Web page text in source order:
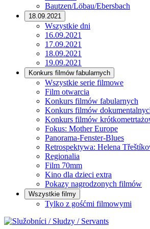
Bautzen/Löbau/Ebersbach
18.09.2021
Wszystkie dni
16.09.2021
17.09.2021
18.09.2021
19.09.2021
Konkurs filmów fabularnych
Wszystkie serie filmowe
Film otwarcia
Konkurs filmów fabularnych
Konkurs filmów
Konkurs filmów
Fokus: Mother Europe
Panorama-Fenster-Blues
Retrospektywa: Helena
Regionalia
Film 70mm
Kino dla dzieci extra
Pokazy nagrodzonych filmów
Wszystkie filmy
Tylko z gośćmi filmowymi